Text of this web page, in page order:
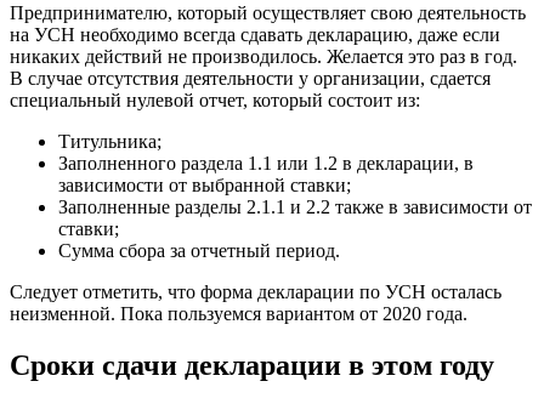
Предпринимателю, который осуществляет свою деятельность
на УСН необходимо всегда сдавать декларацию, даже если
никаких действий не производилось. Желается это раз в год.
В случае отсутствия деятельности у организации, сдается
специальный нулевой отчет, который состоит из:
Титульника;
Заполненного раздела 1.1 или 1.2 в декларации, в
зависимости от выбранной ставки;
Заполненные разделы 2.1.1 и 2.2 также в зависимости от
ставки;
Сумма сбора за отчетный период.
Следует отметить, что форма декларации по УСН осталась
неизменной. Пока пользуемся вариантом от 2020 года.
Сроки сдачи декларации в этом году